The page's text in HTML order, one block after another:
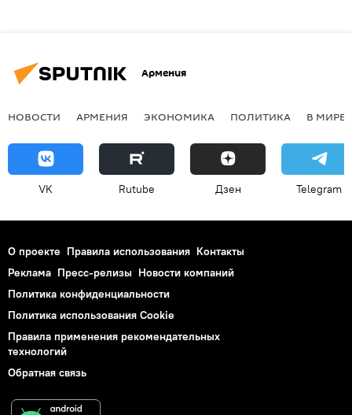
Армения
НОВОСТИ АРМЕНИЯ ЭКОНОМИКА ПОЛИТИКА В МИРЕ
VK Rutube Дзен Telegram
О проекте Правила использования Контакты
Реклама Пресс-релизы Новости компаний
Политика конфиденциальности
Политика использования Cookie
Правила применения рекомендательных
технологий
Обратная связь